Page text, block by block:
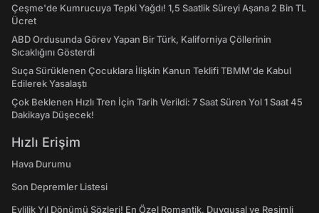
Çeşme'de Kumrucuya Tepki Yağdı! 1,5 Saatlik Süreyi Aşana 2 Bin TL
Ücret
ABD Ordusunda Görev Yapan Bir Türk, Kaliforniya Çöllerinin
Sıcaklığını Gösterdi
Suça Sürüklenen Çocuklara İlişkin Kanun Teklifi TBMM'de Kabul
Edilerek Yasalaştı
Çok Beklenen Hızlı Tren İçin Tarih Verildi: 7 Saat Süren Yol 1 Saat 45
Dakikaya Düşecek!
Hızlı Erişim
Hava Durumu
Son Depremler Listesi
Evlilik Yıl Dönümü Sözleri! En Özel Romantik, Duygusal ve Resimli